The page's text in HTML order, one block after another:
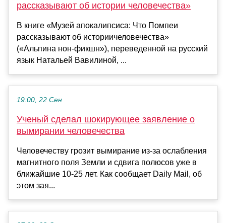
рассказывают об истории человечества»
В книге «Музей апокалипсиса: Что Помпеи
рассказывают об историичеловечества»
(«Альпина нон-фикшн»), переведенной на русский
язык Натальей Вавилиной, ...
19:00, 22 Сен
Ученый сделал шокирующее заявление о
вымирании человечества
Человечеству грозит вымирание из-за ослабления
магнитного поля Земли и сдвига полюсов уже в
ближайшие 10-25 лет. Как сообщает Daily Mail, об
этом зая...